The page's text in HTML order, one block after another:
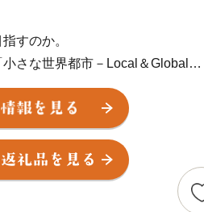
すのか。
さな世界都市－Local＆Global
」を「Local」と訳しています。
しながら、世界で輝き「小さくて
度のまちを創ろうということで
めには、６つの条件が必要である